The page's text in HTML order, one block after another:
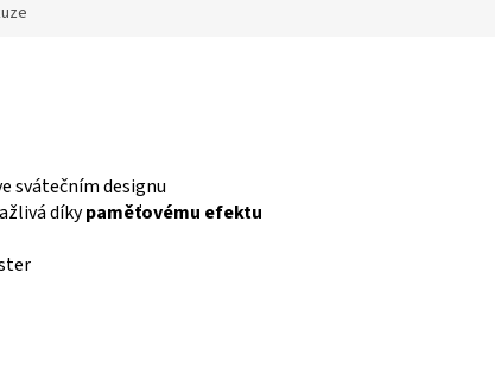
svátečním designu
díkypaměťovému efektu